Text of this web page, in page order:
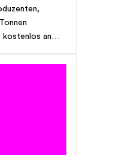
kostenlos an
Notunterkünfte
und
36